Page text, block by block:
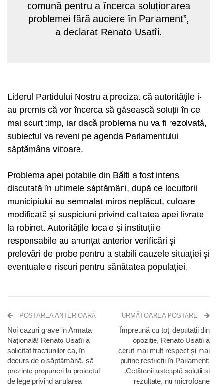
comună pentru a încerca soluționarea
problemei fără audiere în Parlament”,
a declarat Renato Usatîi.
Liderul Partidului Nostru a precizat că autoritățile i-
au promis că vor încerca să găsească soluții în cel
mai scurt timp, iar dacă problema nu va fi rezolvată,
subiectul va reveni pe agenda Parlamentului
săptămâna viitoare.
Problema apei potabile din Bălți a fost intens
discutată în ultimele săptămâni, după ce locuitorii
municipiului au semnalat miros neplăcut, culoare
modificată și suspiciuni privind calitatea apei livrate
la robinet. Autoritățile locale și instituțiile
responsabile au anunțat anterior verificări și
prelevări de probe pentru a stabili cauzele situației și
eventualele riscuri pentru sănătatea populației.
POSTAREA ANTERIOARĂ
Noi cazuri grave în Armata
Națională! Renato Usatîi a
solicitat fracțiunilor ca, în
decurs de o săptămână, să
prezinte propuneri la proiectul
de lege privind anularea
URMĂTOAREA POSTARE
Împreună cu toți deputații din
opoziție, Renato Usatîi a
cerut mai mult respect și mai
puține restricții în Parlament:
„Сetățenii așteaptă soluții și
rezultate, nu microfoane